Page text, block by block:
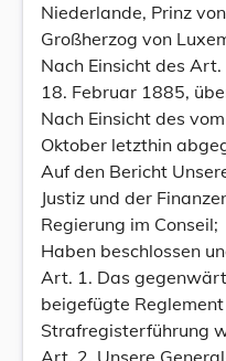
Niederlande, Prinz
Großherzog von
Nach Einsicht des
18. Februar 1885,
Nach Einsicht des
Oktober letzthin
Auf den Bericht
Justiz und der
Regierung im Conseil;
Haben beschlossen
Art. 1. Das
beigefügte
Strafregisterführung
Art. 2. Unsere